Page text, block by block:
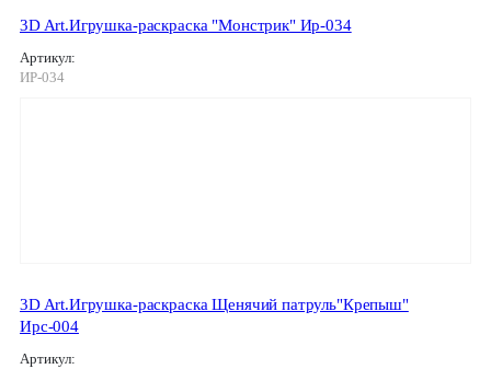
3D Art.Игрушка-раскраска "Монстрик" Ир-034
Артикул:
ИР-034
3D Art.Игрушка-раскраска Щенячий патруль"Крепыш"
Ирс-004
Артикул: